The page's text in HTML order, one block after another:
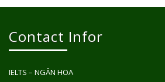
Contact Infor
IELTS – NGÂN HOA